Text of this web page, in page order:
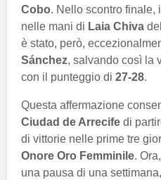
Cobo. Nello scontro finale,
nelle mani di Laia Chiva del
è stato, però,
Sánchez, salvando così la
con il punteggio di 27-28.
Questa affermazione
Ciudad de Arrecife di
di vittorie nelle prime tre
Onore Oro Femminile.
una pausa di una